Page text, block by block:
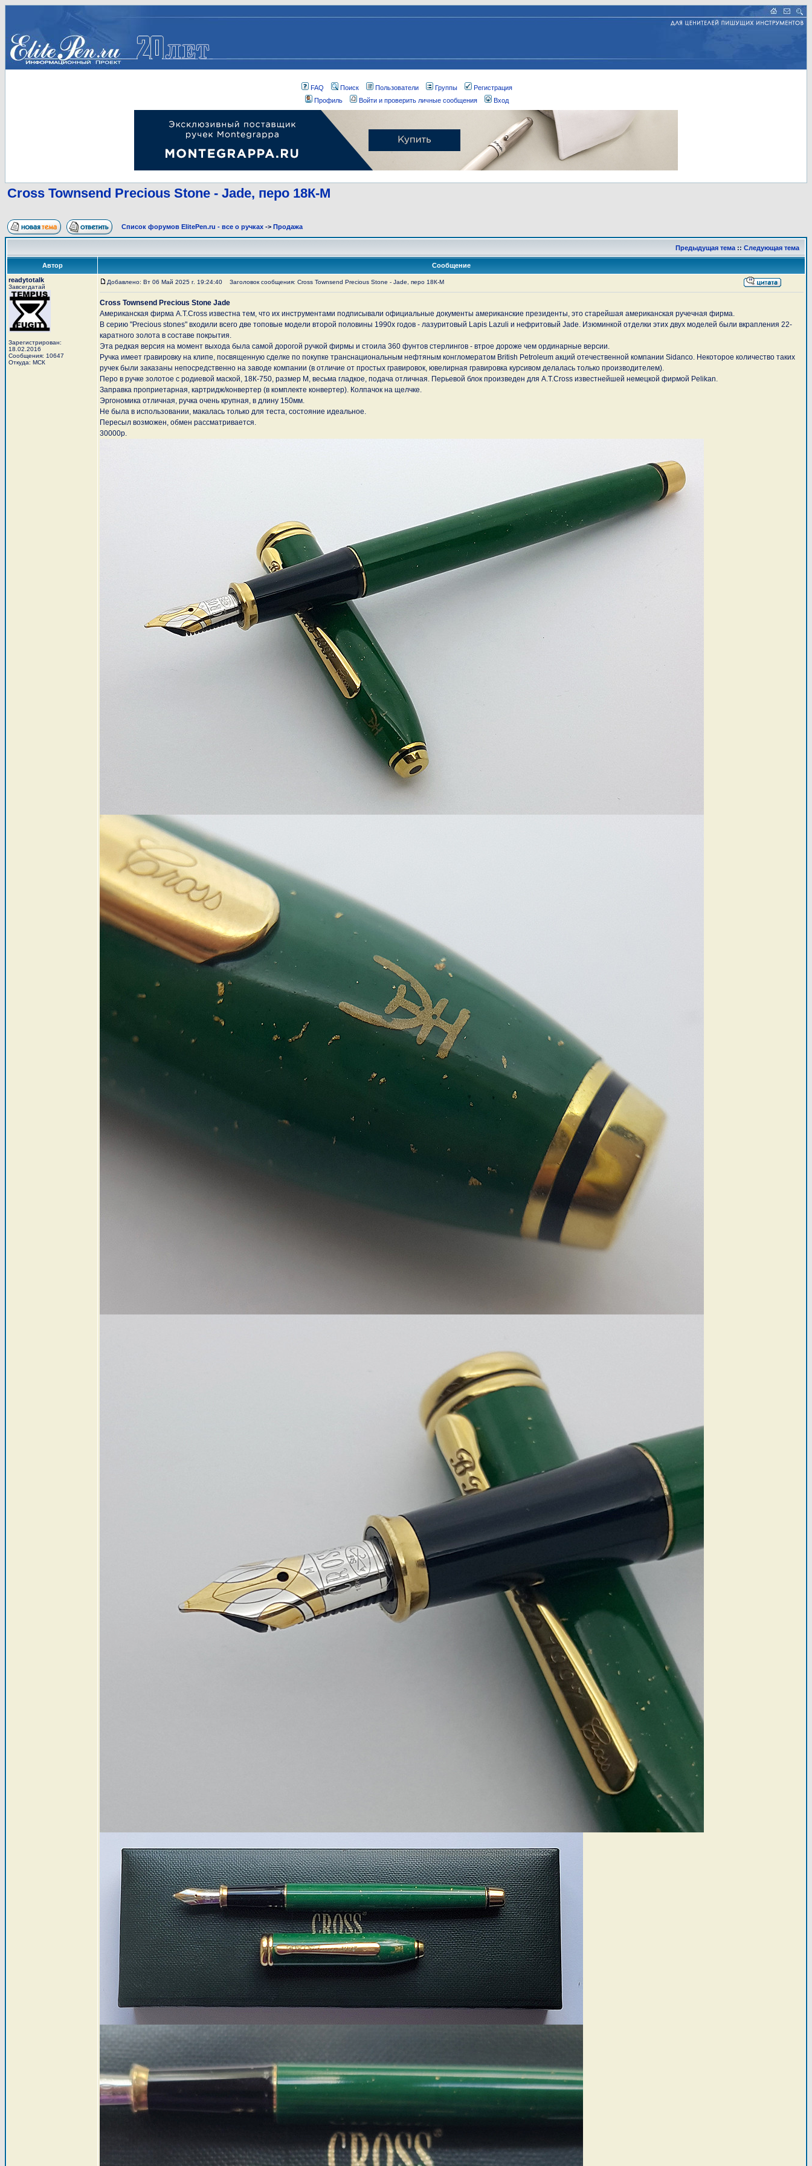
FAQ Поиск Пользователи Группы
Регистрация
Профиль
Войти и проверить личные сообщения Вход
Cross Townsend Precious Stone - Jade, перо 18К-М
Список форумов ElitePen.ru - все о ручках -> Продажа
Предыдущая тема :: Следующая тема
Автор
Сообщение
readytotalk
Завсегдатай
Зарегистрирован:
18.02.2016
Сообщения: 10647
Откуда: МСК
Добавлено: Вт 06 Май 2025 г. 19:24:40 Заголовок сообщения: Cross Townsend Precious Stone - Jade, перо 18К-М
Cross Townsend Precious Stone Jade
Американская фирма A.T.Cross известна тем, что их инструментами подписывали официальные документы американские президенты, это старейшая американская ручечная фирма.
В серию "Precious stones" входили всего две топовые модели второй половины 1990х годов - лазуритовый Lapis Lazuli и нефритовый Jade. Изюминкой отделки этих двух моделей были вкрапления 22-
каратного золота в составе покрытия.
Эта редкая версия на момент выхода была самой дорогой ручкой фирмы и стоила 360 фунтов стерлингов - втрое дороже чем ординарные версии.
Ручка имеет гравировку на клипе, посвященную сделке по покупке транснациональным нефтяным конгломератом British Petroleum акций отечественной компании Sidanco. Некоторое количество таких
ручек были заказаны непосредственно на заводе компании (в отличие от простых гравировок, ювелирная гравировка курсивом делалась только производителем).
Перо в ручке золотое с родиевой маской, 18К-750, размер М, весьма гладкое, подача отличная. Перьевой блок произведен для A.T.Cross известнейшей немецкой фирмой Pelikan.
Заправка проприетарная, картридж/конвертер (в комплекте конвертер). Колпачок на щелчке.
Эргономика отличная, ручка очень крупная, в длину 150мм.
Не была в использовании, макалась только для теста, состояние идеальное.
Пересыл возможен, обмен рассматривается.
30000р.